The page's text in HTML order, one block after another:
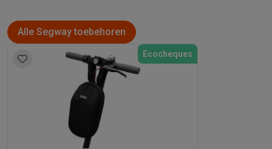
Alle Segway toebehoren
Ecocheques